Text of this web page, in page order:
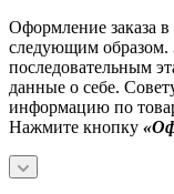
Оформление заказа
следующим образом.
последовательным
данные о себе.
информацию по
Нажмите кнопку